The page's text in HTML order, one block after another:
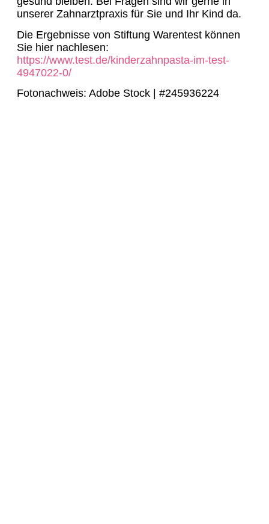
unserer Zahnarztpraxis für Sie und Ihr Kind da.
Die Ergebnisse von Stiftung Warentest können
Sie hier nachlesen:
https://www.test.de/kinderzahnpasta-im-test-
4947022-0/
Fotonachweis: Adobe Stock | #245936224